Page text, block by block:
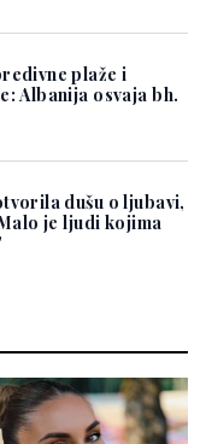
plaže i
Albanija osvaja bh.
dušu o ljubavi,
je ljudi kojima